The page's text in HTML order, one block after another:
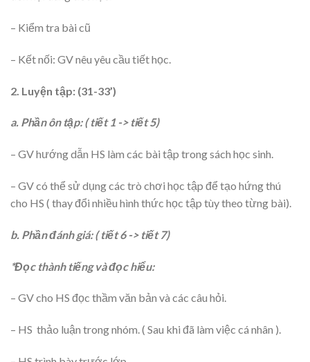
– Kiểm tra bài cũ
– Kết nối: GV nêu yêu cầu tiết học.
2. Luyện tập: (31-33’)
a. Phần ôn tập: ( tiết 1 -> tiết 5)
– GV hướng dẫn HS làm các bài tập trong sách học sinh.
– GV có thể sử dụng các trò chơi học tập để tạo hứng thú
cho HS ( thay đổi nhiều hình thức học tập tùy theo từng bài).
b. Phần đánh giá: ( tiết 6 -> tiết 7)
*Đọc thành tiếng và đọc hiểu:
– GV cho HS đọc thầm văn bản và các câu hỏi.
– HS thảo luận trong nhóm. ( Sau khi đã làm việc cá nhân ).